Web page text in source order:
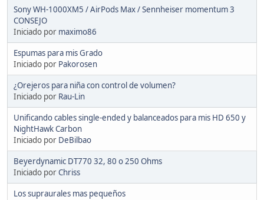
Sony WH-1000XM5 / AirPods Max / Sennheiser momentum 3
CONSEJO
Iniciado por maximo86
Espumas para mis Grado
Iniciado por Pakorosen
¿Orejeros para niña con control de volumen?
Iniciado por Rau-Lin
Unificando cables single-ended y balanceados para mis HD 650 y
NightHawk Carbon
Iniciado por DeBilbao
Beyerdynamic DT770 32, 80 o 250 Ohms
Iniciado porChriss
Los supraurales mas pequeños